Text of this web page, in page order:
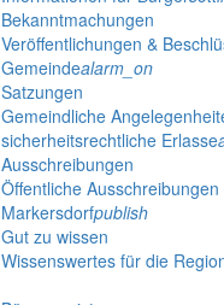
Bekanntmachungen
Veröffentlichungen &
Gemeindealarm_on
Satzungen
Gemeindliche
sicherheitsrechtliche Erlasse
Ausschreibungen
Öffentliche
Markersdorfpublish
Gut zu wissen
Wissenswertes für die